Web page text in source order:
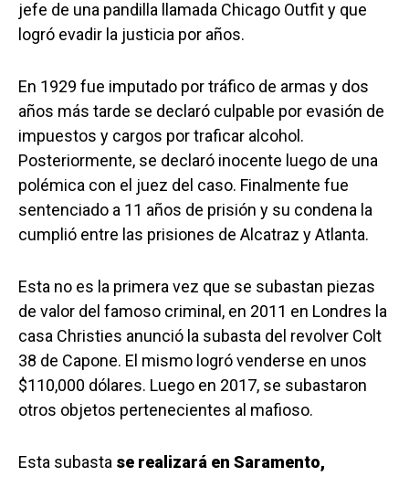
jefe de una pandilla llamada Chicago Outfit y que
logró evadir la justicia por años.
En 1929 fue imputado por tráfico de armas y dos
años más tarde se declaró culpable por evasión de
impuestos y cargos por traficar alcohol.
Posteriormente, se declaró inocente luego de una
polémica con el juez del caso. Finalmente fue
sentenciado a 11 años de prisión y su condena la
cumplió entre las prisiones de Alcatraz y Atlanta.
Esta no es la primera vez que se subastan piezas
de valor del famoso criminal, en 2011 en Londres la
casa Christies anunció la subasta del revolver Colt
38 de Capone. El mismo logró venderse en unos
$110,000 dólares. Luego en 2017, se subastaron
otros objetos pertenecientes al mafioso.
Esta subasta se realizará en Saramento,